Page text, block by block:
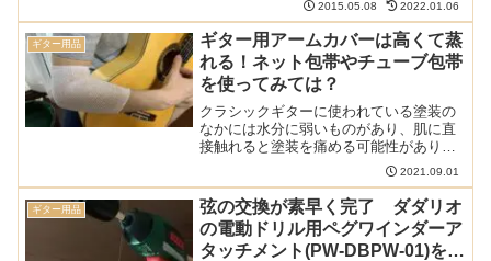
イルを使うと指板の乾燥を抑えることが
できます。 クラシックギターのメンテナ
ンスに関する記事は以下の...
2015.05.08 2022.01.06
ギター用品
ギター用アームカバーは高くて蒸
れる！ネット包帯やチューブ包帯
を使ってみては？
クラシックギターに使われている塗装の
なかには水分に弱いものがあり、肌に直
接触れると塗装を痛める可能性がありま
す。このため、夏などの半そでの衣服を
着用する季節にはアームカバーを使用し
ている方もいらっしゃることでしょう。
ただ、ギター用のアームカ...
2021.09.01
ギター用品
弦の交換が素早く完了 ダダリオ
の電動ドリル用ペグワインダーア
タッチメント(PW-DBPW-01)を試